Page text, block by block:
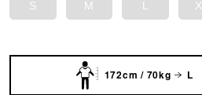
卓球
ソフトボール
S
M L
172cm / 70kg L